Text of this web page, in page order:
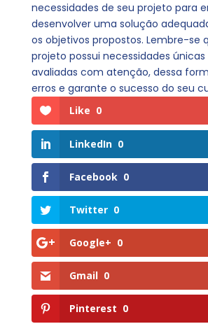
necessidades de seu projeto para
desenvolver uma solução
os objetivos propostos. Lembre-se
projeto possui necessidades
avaliadas com atenção, dessa
erros e garante o sucesso do seu
Like 0
LinkedIn 0
Facebook 0
Twitter 0
Google+ 0
Gmail 0
Pinterest 0